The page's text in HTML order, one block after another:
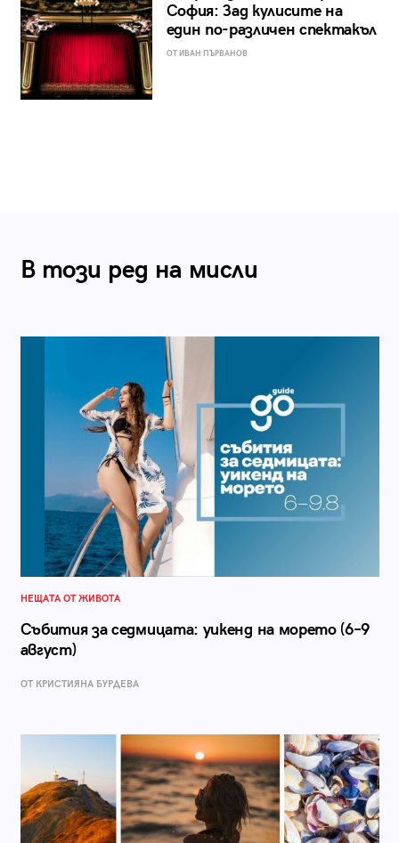
София: Зад кулисите на
един по-различен спектакъл
ОТ ИВАН ПЪРВАНОВ
В този ред на мисли
НЕЩАТА ОТ ЖИВОТА
Събития за седмицата: уикенд на морето (6–9
август)
ОТ КРИСТИЯНА БУРДЕВА